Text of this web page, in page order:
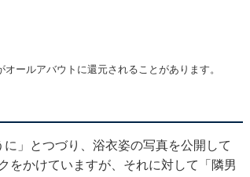
ールアバウトに還元されることがあります。
」とつづり、浴衣姿の写真を公開して
をかけていますが、それに対して「隣男